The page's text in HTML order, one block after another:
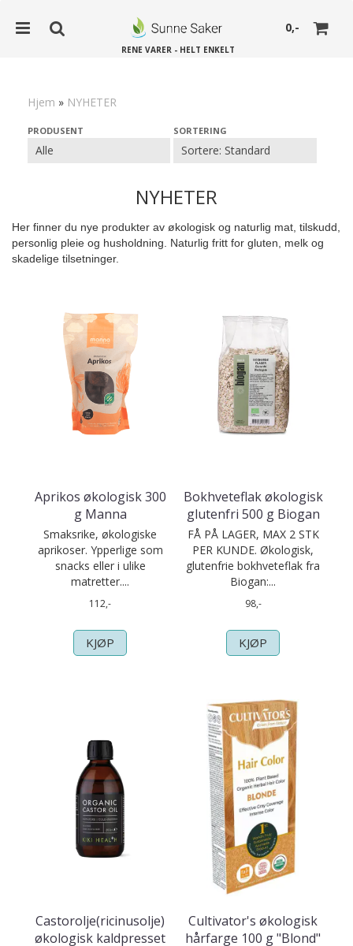
0,-
RENE VARER - HELT ENKELT
Hjem » NYHETER
PRODUSENT SORTERING
NYHETER
Her finner du nye produkter av økologisk og naturlig mat, tilskudd,
personlig pleie og husholdning. Naturlig fritt for gluten, melk og
skadelige tilsetninger.
Aprikos økologisk 300
g Manna
Smaksrike, økologiske
aprikoser. Ypperlige som
snacks eller i ulike
matretter....
112,-
KJØP
Bokhveteflak økologisk
glutenfri 500 g Biogan
FÅ PÅ LAGER, MAX 2 STK
PER KUNDE. Økologisk,
glutenfrie bokhveteflak fra
Biogan:...
98,-
KJØP
Castorolje(ricinusolje)
økologisk kaldpresset
Cultivator's økologisk
hårfarge 100 g "Blond"